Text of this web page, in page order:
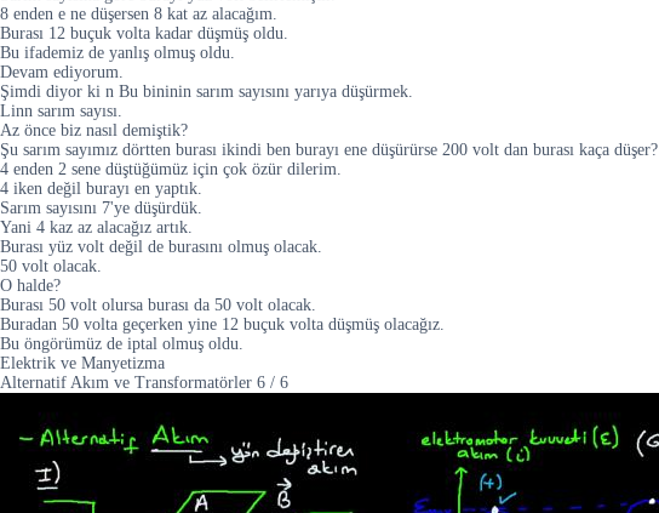
8 enden e ne düşersen 8 kat az alacağım.
Burası 12 buçuk volta kadar düşmüş oldu.
Bu ifademiz de yanlış olmuş oldu.
Devam ediyorum.
Şimdi diyor ki n Bu bininin sarım sayısını yarıya düşürmek.
Linn sarım sayısı.
Az önce biz nasıl demiştik?
Şu sarım sayımız dörtten burası ikindi ben burayı ene düşürürse 200 volt dan burası kaça düşer?
4 enden 2 sene düştüğümüz için çok özür dilerim.
4 iken değil burayı en yaptık.
Sarım sayısını 7'ye düşürdük.
Yani 4 kaz az alacağız artık.
Burası yüz volt değil de burasını olmuş olacak.
50 volt olacak.
O halde?
Burası 50 volt olursa burası da 50 volt olacak.
Buradan 50 volta geçerken yine 12 buçuk volta düşmüş olacağız.
Bu öngörümüz de iptal olmuş oldu.
Elektrik ve Manyetizma
Alternatif Akım ve Transformatörler 6 / 6